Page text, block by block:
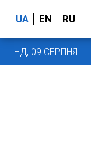
UA EN RU
НД, 09 СЕРПНЯ